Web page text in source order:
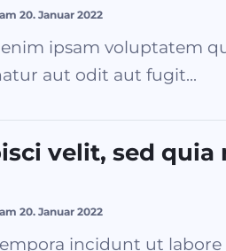
20. Januar 2022
ipsam voluptatem
aut odit aut fugit...
velit, sed quia
20. Januar 2022
incidunt ut